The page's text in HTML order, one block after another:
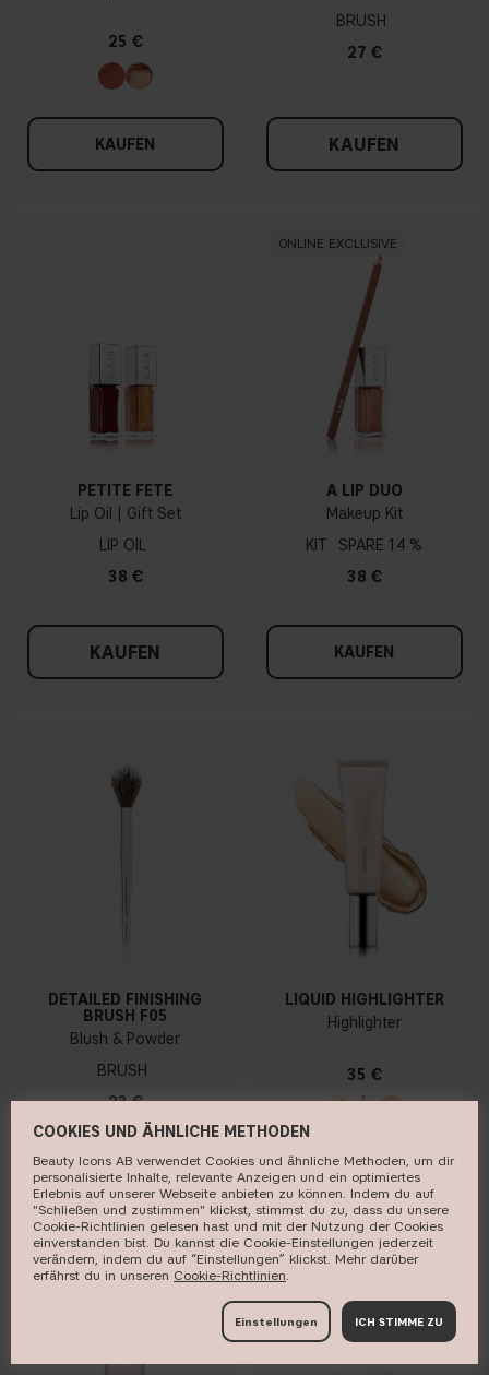
25 €
KAUFEN
BRUSH
27 €
KAUFEN
PETITE FÊTE
Lip Oil | Gift Set
LIP OIL
38 €
KAUFEN
ONLINE EXCLUSIVE
A LIP DUO
Makeup Kit
KIT
14 %
38 €
KAUFEN
DETAILED FINISHING
BRUSH F05
Blush & Powder
BRUSH
23 €
KAUFEN
LIQUID HIGHLIGHTER
Highlighter
35 €
KAUFEN
BELIEBT NEUHEIT
COOKIES UND ÄHNLICHE METHODEN
Beauty Icons AB verwendet Cookies und ähnliche Methoden, um dir
personalisierte Inhalte, relevante Anzeigen und ein optimiertes
Erlebnis auf unserer Webseite anbieten zu können. Indem du auf
"Schließen und zustimmen" klickst, stimmst du zu, dass du unsere
Cookie-Richtlinien gelesen hast und mit der Nutzung der Cookies
einverstanden bist. Du kannst die Cookie-Einstellungen jederzeit
verändern, indem du auf “Einstellungen” klickst. Mehr darüber
erfährst du in unseren ​ Cookie-Richtlinien​.
Einstellungen ICH STIMME ZU